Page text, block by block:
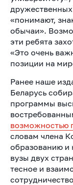
«понимают,
обычаи».
эти ребята
«Это очень
позиции на
Ранее наше
Беларусь
программы
возможностью
словам члена
образованию и
вузы двух
тесное и